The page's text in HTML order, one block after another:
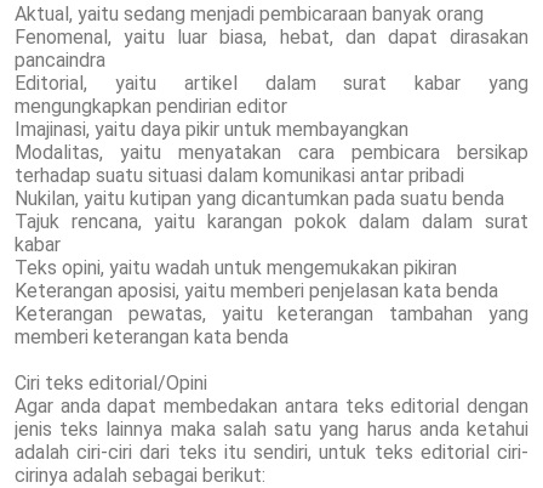
Aktual, yaitu sedang menjadi pembicaraan banyak orang
Fenomenal, yaitu luar biasa, hebat, dan dapat dirasakan
pancaindra
Editorial, yaitu artikel dalam surat kabar yang
mengungkapkan pendirian editor
Imajinasi, yaitu daya pikir untuk membayangkan
Modalitas, yaitu menyatakan cara pembicara bersikap
terhadap suatu situasi dalam komunikasi antar pribadi
Nukilan, yaitu kutipan yang dicantumkan pada suatu benda
Tajuk rencana, yaitu karangan pokok dalam dalam surat
kabar
Teks opini, yaitu wadah untuk mengemukakan pikiran
Keterangan aposisi, yaitu memberi penjelasan kata benda
Keterangan pewatas, yaitu keterangan tambahan yang
memberi keterangan kata benda
Ciri teks editorial/Opini
Agar anda dapat membedakan antara teks editorial dengan
jenis teks lainnya maka salah satu yang harus anda ketahui
adalah ciri-ciri dari teks itu sendiri, untuk teks editorial ciri-
cirinya adalah sebagai berikut: